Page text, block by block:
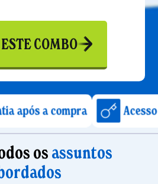
COMBO
Acesso imediato
os assuntos